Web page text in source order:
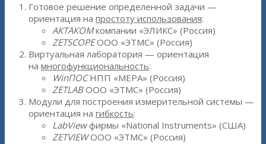
Готовое решение определенной задачи —
ориентация на простоту использования:
АКТАКОМкомпании «ЭЛИКС» (Россия)
ZETSCOPEООО «ЭТМС» (Россия)
Виртуальная лаборатория — ориентация
на многофункциональность:
WinПОСНПП «МЕРА» (Россия)
ZETLABООО «ЭТМС» (Россия)
Модули для построения измерительной системы —
ориентация на гибкость:
LabViewфирмы «National Instruments» (США)
ZETVIEWООО «ЭТМС» (Россия)